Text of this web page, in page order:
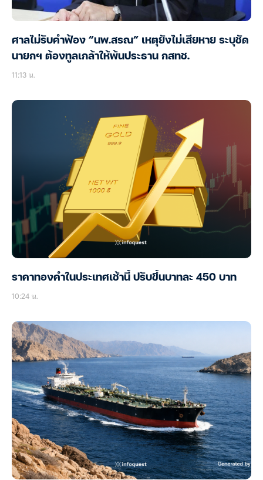
ศาลไม่รับคำฟ้อง “นพ.สรณ” เหตุยังไม่เสียหาย ระบุชัด
นายกฯ ต้องทูลเกล้าให้พ้นประธาน กสทช.
11:13 น.
ราคาทองคำในประเทศเช้านี้ ปรับขึ้นบาทละ 450 บาท
10:24 น.